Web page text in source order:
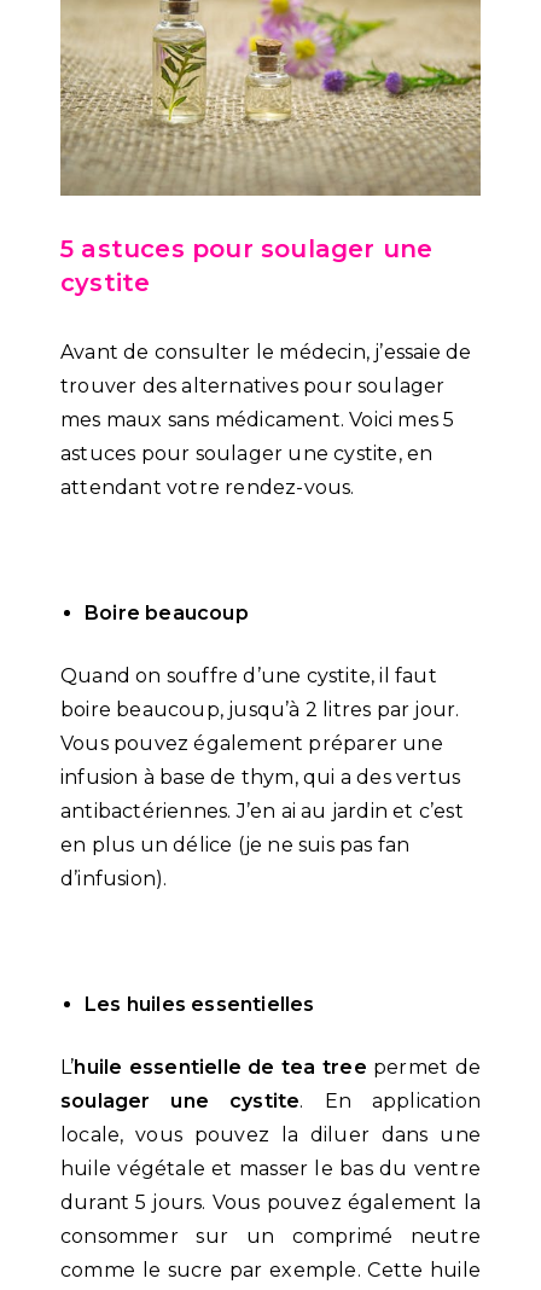
5 astuces pour soulager une
cystite
Avant de consulter le médecin, j’essaie de
trouver des alternatives pour soulager
mes maux sans médicament. Voici mes 5
astuces pour soulager une cystite, en
attendant votre rendez-vous.
Boire beaucoup
Quand on souffre d’une cystite, il faut
boire beaucoup, jusqu’à 2 litres par jour.
Vous pouvez également préparer une
infusion à base de thym, qui a des vertus
antibactériennes. J’en ai au jardin et c’est
en plus un délice (je ne suis pas fan
d’infusion).
Les huiles essentielles
L’huile essentielle de tea tree permet de
soulager une cystite. En application
locale, vous pouvez la diluer dans une
huile végétale et masser le bas du ventre
durant 5 jours. Vous pouvez également la
consommer sur un comprimé neutre
comme le sucre par exemple. Cette huile